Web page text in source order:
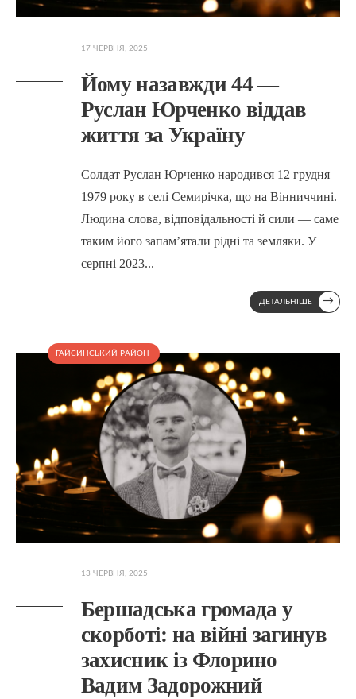
17 ЧЕРВНЯ, 2025
Йому назавжди 44 —
Руслан Юрченко віддав
життя за Україну
Солдат Руслан Юрченко народився 12 грудня
1979 року в селі Семирічка, що на Вінниччині.
Людина слова, відповідальності й сили — саме
таким його запам’ятали рідні та земляки. У
серпні 2023...
ДЕТАЛЬНІШЕ →
ГАЙСИНСЬКИЙ РАЙОН
13 ЧЕРВНЯ, 2025
Бершадська громада у
скорботі: на війні загинув
захисник із Флорино
Вадим Задорожний